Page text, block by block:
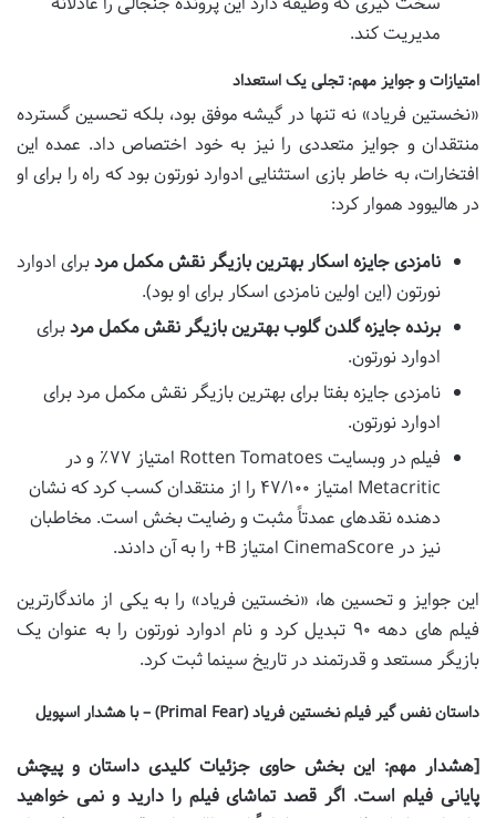
مدیریت کند.
امتیازات و جوایز مهم: تجلی یک استعداد
«نخستین فریاد» نه تنها در گیشه موفق بود، بلکه تحسین گسترده
منتقدان و جوایز متعددی را نیز به خود اختصاص داد. عمده این
افتخارات، به خاطر بازی استثنایی ادوارد نورتون بود که راه را برای او
در هالیوود هموار کرد:
نامزدی جایزه اسکار بهترین بازیگر نقش مکمل مردبرای ادوارد
نورتون (این اولین نامزدی اسکار برای او بود).
برنده جایزه گلدن گلوب بهترین بازیگر نقش مکمل مردبرای
ادوارد نورتون.
نامزدی جایزه بفتا برای بهترین بازیگر نقش مکمل مرد برای
ادوارد نورتون.
فیلم در وبسایت Rotten Tomatoes امتیاز ۷۷٪ و در
Metacritic امتیاز ۴۷/۱۰۰ را از منتقدان کسب کرد که نشان
دهنده نقدهای عمدتاً مثبت و رضایت بخش است. مخاطبان
نیز در CinemaScore امتیاز B+ را به آن دادند.
این جوایز و تحسین ها، «نخستین فریاد» را به یکی از ماندگارترین
فیلم های دهه ۹۰ تبدیل کرد و نام ادوارد نورتون را به عنوان یک
بازیگر مستعد و قدرتمند در تاریخ سینما ثبت کرد.
داستان نفس گیر فیلم نخستین فریاد (Primal Fear) – با هشدار اسپویل
[هشدار مهم: این بخش حاوی جزئیات کلیدی داستان و پیچش
پایانی فیلم است. اگر قصد تماشای فیلم را دارید و نمی خواهید